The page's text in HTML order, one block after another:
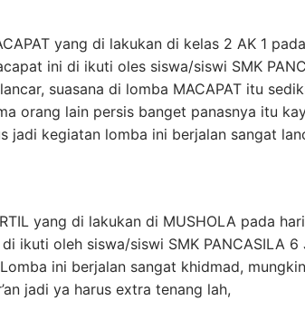
yang di lakukan di kelas 2 AK 1
ini di ikuti oles siswa/siswi SMK
suasana di lomba MACAPAT itu
orang lain persis banget panasnya itu
jadi kegiatan lomba ini berjalan sangat
yang di lakukan di MUSHOLA pada
ikuti oleh siswa/siswi SMK PANCASILA 6
ini berjalan sangat khidmad,
jadi ya harus extra tenang lah,